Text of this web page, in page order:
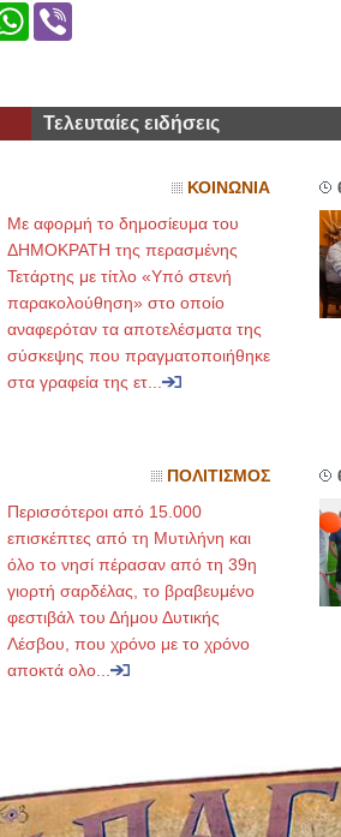
WhatsApp
Τελευταίες ειδήσεις
ΚΟΙΝΩΝΙΑ
Με αφορμή το δημοσίευμα του
ΔΗΜΟΚΡΑΤΗ της περασμένης
Τετάρτης με τίτλο «Υπό στενή
παρακολούθηση» στο οποίο
αναφερόταν τα αποτελέσματα της
σύσκεψης που πραγματοποιήθηκε
στα γραφεία της ετ...
ΠΟΛΙΤΙΣΜΟΣ
Περισσότεροι από 15.000
επισκέπτες από τη Μυτιλήνη και
όλο το νησί πέρασαν από τη 39η
γιορτή σαρδέλας, το βραβευμένο
φεστιβάλ του Δήμου Δυτικής
Λέσβου, που χρόνο με το χρόνο
αποκτά ολο...